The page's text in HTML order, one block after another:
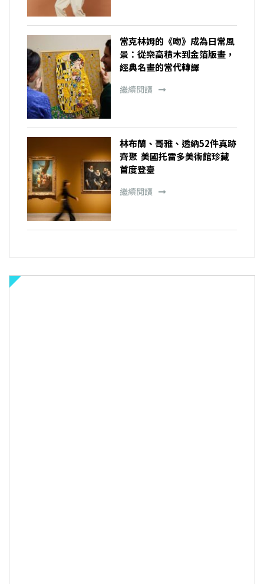
當克林姆的《吻》成為日常風
景：從樂高積木到金箔版畫，
經典名畫的當代轉譯
繼續閱讀
林布蘭、哥雅、透納52件真跡
齊聚 美國托雷多美術館珍藏
首度登臺
繼續閱讀